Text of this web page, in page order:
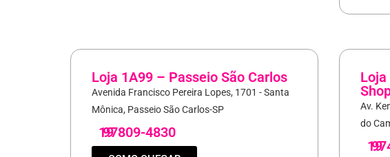
Loja 1A99 – Passeio São Carlos
Avenida Francisco Pereira Lopes, 1701 - Santa
Mônica, Passeio São Carlos-SP
19
97809-4830
Loja
Av.
do
19